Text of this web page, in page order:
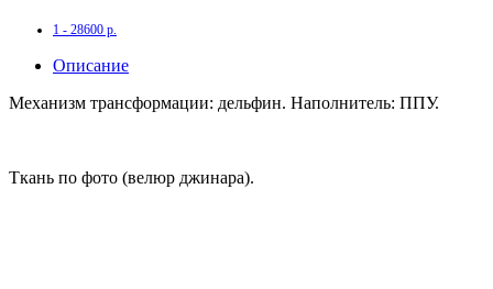
1 - 28600 р.
Описание
Механизм трансформации: дельфин. Наполнитель: ППУ.
Ткань по фото (велюр джинара).